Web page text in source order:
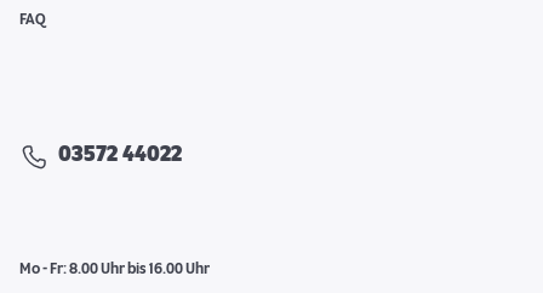
FAQ
03572 44022
Mo - Fr: 8.00 Uhr bis 16.00 Uhr